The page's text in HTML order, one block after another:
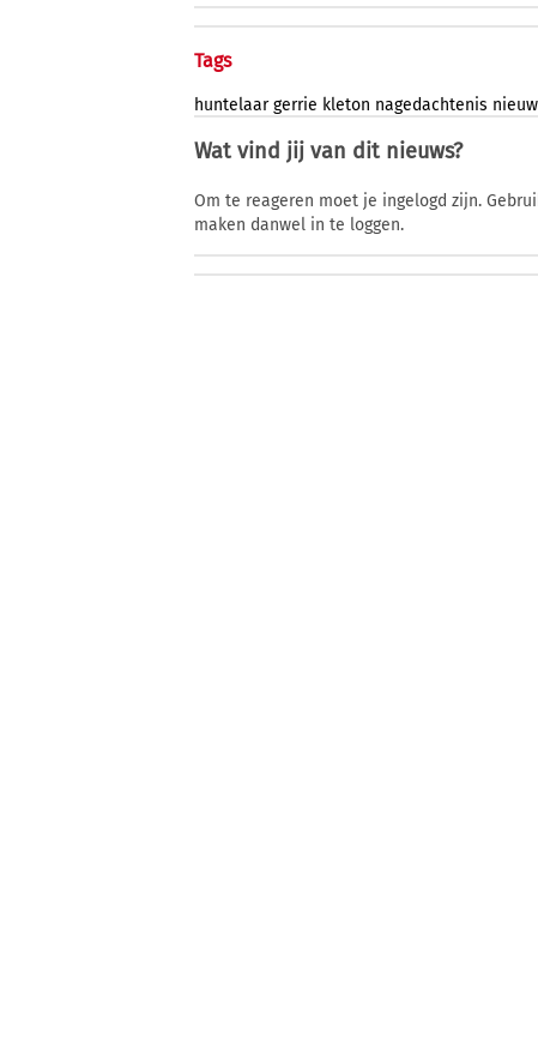
Tags
huntelaar gerrie kleton nagedachtenis
Wat vind jij van dit nieuws?
Om te reageren moet je ingelogd zijn.
maken danwel in te loggen.